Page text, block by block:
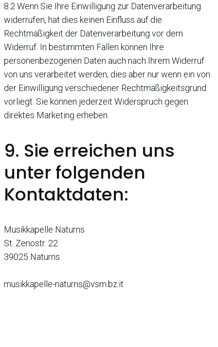
8.2 Wenn Sie Ihre Einwilligung zur Datenverarbeitung
widerrufen, hat dies keinen Einfluss auf die
Rechtmäßigkeit der Datenverarbeitung vor dem
Widerruf. In bestimmten Fällen können Ihre
personenbezogenen Daten auch nach Ihrem Widerruf
von uns verarbeitet werden; dies aber nur wenn ein von
der Einwilligung verschiedener Rechtmäßigkeitsgrund
vorliegt. Sie können jederzeit Widerspruch gegen
direktes Marketing erheben.
9. Sie erreichen uns
unter folgenden
Kontaktdaten:
Musikkapelle Naturns
St. Zenostr. 22
39025 Naturns
musikkapelle-naturns@vsm.bz.it